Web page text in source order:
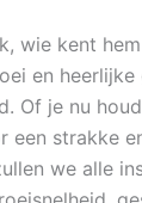
wie kent
en
Of je nu
een strakke
we alle